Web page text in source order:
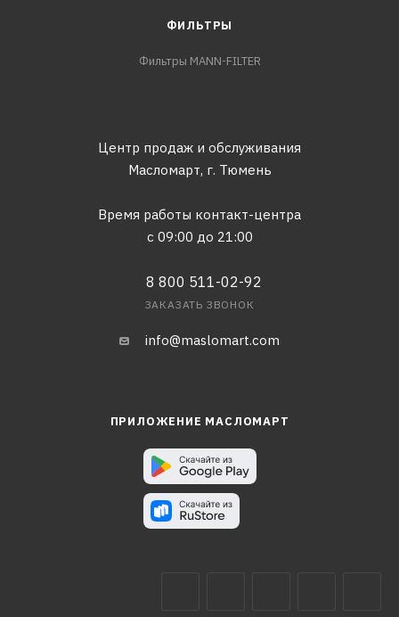
ФИЛЬТРЫ
Фильтры MANN-FILTER
Центр продаж и обслуживания
Масломарт, г. Тюмень
Время работы контакт-центра
с 09:00 до 21:00
8 800 511-02-92
ЗАКАЗАТЬ ЗВОНОК
info@maslomart.com
ПРИЛОЖЕНИЕ МАСЛОМАРТ